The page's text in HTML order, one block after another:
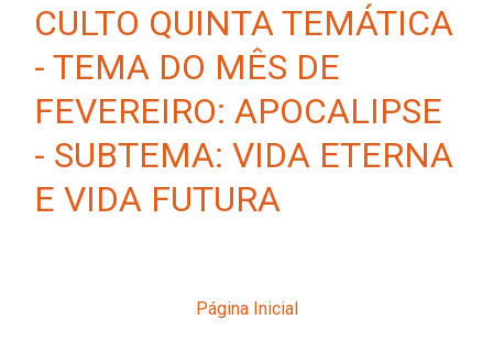
CULTO QUINTA TEMÁTICA
- TEMA DO MÊS DE
FEVEREIRO: APOCALIPSE
- SUBTEMA: VIDA ETERNA
E VIDA FUTURA
Página Inicial